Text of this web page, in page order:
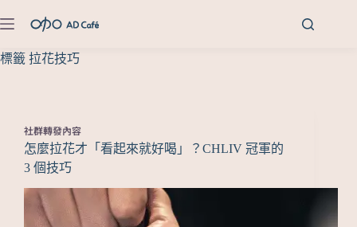
標籤 拉花技巧
社群轉發內容
怎麼拉花才「看起來就好喝」？CHLIV 冠軍的
3 個技巧